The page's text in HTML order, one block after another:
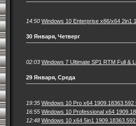
14:50 Windows 10 Enterprise x86/x64 2in1
30 Января, Четверг
02:03 Windows 7 Ultimate SP1 RTM Full &
29 Января, Среда
19:35 Windows 10 Pro x64
16:55 Windows 10 Professional x64
12:48 Windows 10 x64 5in1